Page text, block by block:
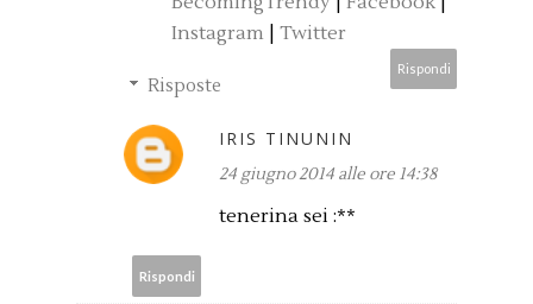
Instagram
Twitter
Rispondi
Risposte
IRIS TINUNIN
24 giugno 2014 alle ore 14:38
tenerina sei :**
Rispondi